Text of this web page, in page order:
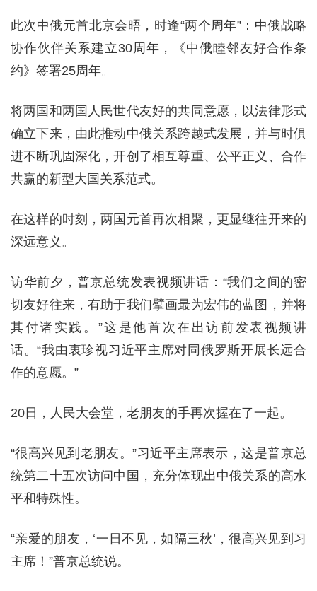
此次中俄元首北京会晤，时逢“两个周年”：中俄战略
协作伙伴关系建立30周年，《中俄睦邻友好合作条
约》签署25周年。
将两国和两国人民世代友好的共同意愿，以法律形式
确立下来，由此推动中俄关系跨越式发展，并与时俱
进不断巩固深化，开创了相互尊重、公平正义、合作
共赢的新型大国关系范式。
在这样的时刻，两国元首再次相聚，更显继往开来的
深远意义。
访华前夕，普京总统发表视频讲话：“我们之间的密
切友好往来，有助于我们擘画最为宏伟的蓝图，并将
其付诸实践。”这是他首次在出访前发表视频讲
话。“我由衷珍视习近平主席对同俄罗斯开展长远合
作的意愿。”
20日，人民大会堂，老朋友的手再次握在了一起。
“很高兴见到老朋友。”习近平主席表示，这是普京总
统第二十五次访问中国，充分体现出中俄关系的高水
平和特殊性。
“亲爱的朋友，‘一日不见，如隔三秋’，很高兴见到习
主席！”普京总统说。